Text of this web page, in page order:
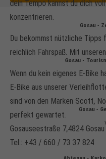
dein Tempo kannst du dich
konzentrieren.
Du bekommst nützliche Tipps
reichlich Fahrspaß. Mit
Wenn du kein eigenes E-Bike
E-Bike aus unserer
sind von den Marken Scott,
perfekt gewartet.
Gosauseestraße 7,4824 Gosau
Tel.: +43 / 660 / 73 37 824
Gosau -
Gosau -
Gosau -